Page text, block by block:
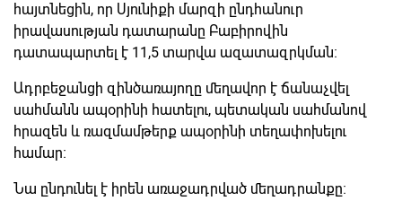
հայտնեցին, որ Սյունիքի մարզի ընդհանուր
իրավասության դատարանը Բաբիրովին
դատապարտել է 11,5 տարվա ազատազրկման։
Ադրբեջանցի զինծառայողը մեղավոր է ճանաչվել
սահմանն ապօրինի հատելու, պետական սահմանով
հրազեն և ռազմամթերք ապօրինի տեղափոխելու
համար։
Նա ընդունել է իրեն առաջադրված մեղադրանքը։